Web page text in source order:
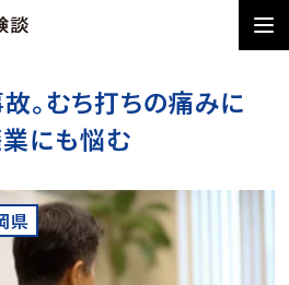
。むち打ちの痛みに
にも悩む
県